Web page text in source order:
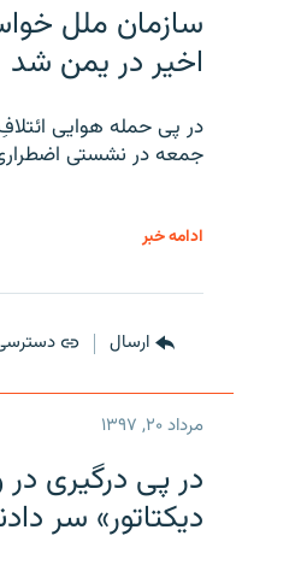
سازمان ملل
اخیر در یمن شد
در پی حمله هوایی
جمعه در نشستی
ادامه خبر
ارسال
مرداد ۲۰, ۱۳۹۷
در پی درگیری در
دیکتاتور» سر